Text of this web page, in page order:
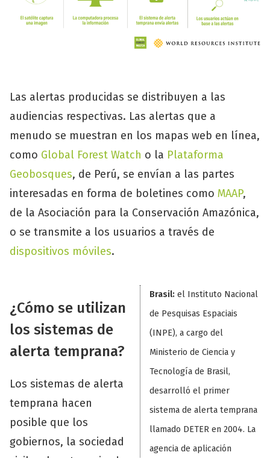
Las alertas producidas se distribuyen a las
audiencias respectivas. Las alertas que a
menudo se muestran en los mapas web en línea,
como Global Forest Watch o la Plataforma
Geobosques, de Perú, se envían a las partes
interesadas en forma de boletines como MAAP,
de la Asociación para la Conservación Amazónica,
o se transmite a los usuarios a través de
dispositivos móviles.
Brasil:el Instituto Nacional
de Pesquisas Espaciais
(INPE), a cargo del
Ministerio de Ciencia y
Tecnología de Brasil,
desarrolló el primer
sistema de alerta temprana
llamado DETER en 2004. La
agencia de aplicación
¿Cómo se utilizan
los sistemas de
alerta temprana?
Los sistemas de alerta
temprana hacen
posible que los
gobiernos, la sociedad